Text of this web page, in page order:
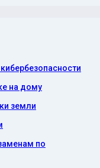
на дому
земли
по